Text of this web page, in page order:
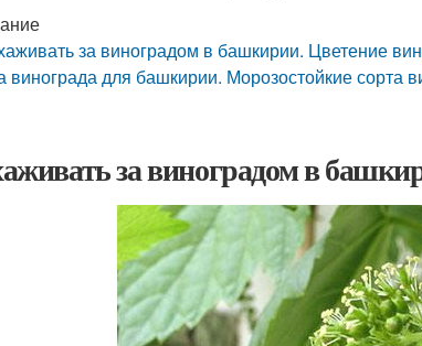
за виноградом в башкирии. Цветение
винограда для башкирии. Морозостойкие сорта
за виноградом в